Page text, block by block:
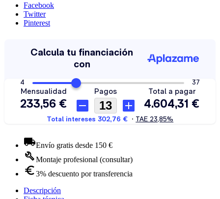
Facebook
Twitter
Pinterest
Envío gratis desde 150 €
Montaje profesional (consultar)
3% descuento por transferencia
Descripción